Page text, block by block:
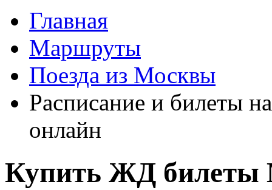
Главная
Маршруты
Поезда из Москвы
Расписание и билеты
онлайн
Купить ЖД билеты